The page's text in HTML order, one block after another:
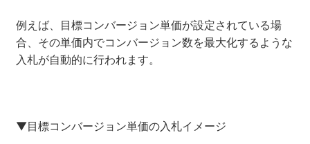
例えば、目標コンバージョン単価が設定されている場
合、その単価内でコンバージョン数を最大化するような
入札が自動的に行われます。
▼目標コンバージョン単価の入札イメージ